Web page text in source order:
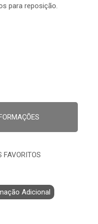
para reposição.
m – altura: 0,40 m
, e em madeira,
Adicional